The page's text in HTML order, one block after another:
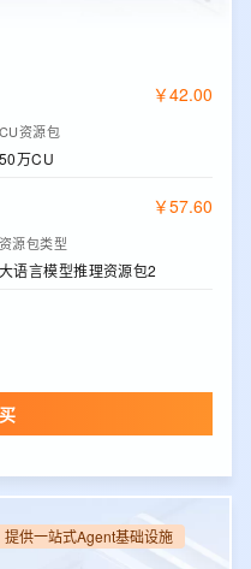
￥42.00
CU资源包
50万CU
￥57.60
资源包类型
大语言模型推理资源包2
提供一站式Agent基础设施